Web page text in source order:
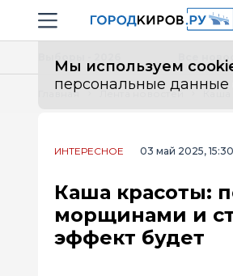
Навигация сайта
Мы используем
персональные данные
Все
Главная Лента новостей
ИНТЕРЕСНОЕ 03 май 2025, 15:30
Каша красоты:
морщинами и
эффект будет